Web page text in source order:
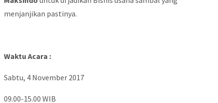
menjanjikan pastinya.
Waktu Acara :
Sabtu, 4 November 2017
09.00-15.00 WIB